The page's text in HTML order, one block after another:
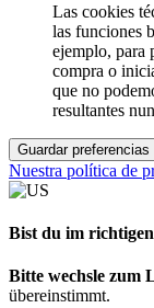
Las cookies
las funciones
ejemplo, para
compra o
que no
resultantes
Guardar preferencias
Nuestra política de
Bist du im
Bitte wechsle zum
übereinstimmt.